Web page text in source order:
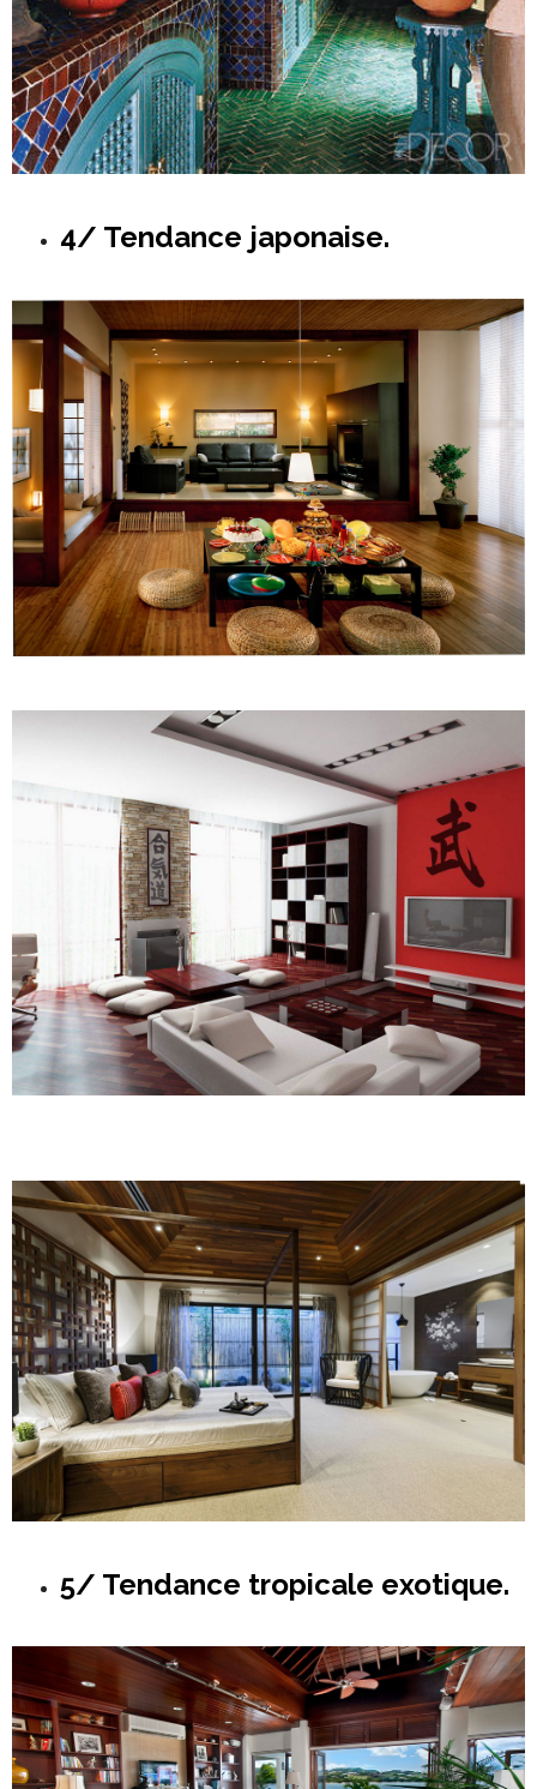
4/ Tendance japonaise.
5/ Tendance tropicale exotique.